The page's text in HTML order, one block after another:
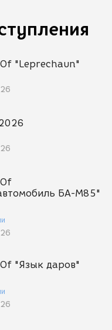
"Leprechaun"
БА-М85"
"Язык даров"